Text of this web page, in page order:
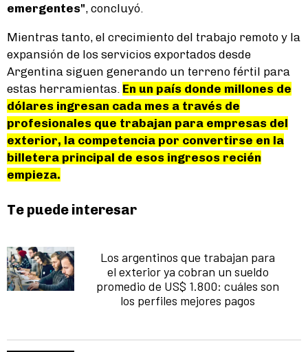
emergentes", concluyó.
Mientras tanto, el crecimiento del trabajo remoto y la
expansión de los servicios exportados desde
Argentina siguen generando un terreno fértil para
estas herramientas. En un país donde millones de
dólares ingresan cada mes a través de
profesionales que trabajan para empresas del
exterior, la competencia por convertirse en la
billetera principal de esos ingresos recién
empieza.
Te puede interesar
Los argentinos que trabajan para
el exterior ya cobran un sueldo
promedio de US$ 1.800: cuáles son
los perfiles mejores pagos